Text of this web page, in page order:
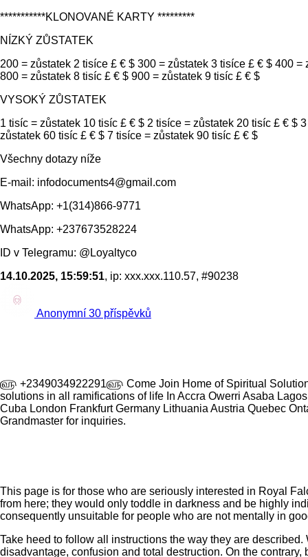
***********KLONOVANÉ KARTY *********
NÍZKÝ ZŮSTATEK
200 = zůstatek 2 tisíce £ € $ 300 = zůstatek 3 tisíce £ € $ 400
800 = zůstatek 8 tisíc £ € $ 900 = zůstatek 9 tisíc £ € $
VYSOKÝ ZŮSTATEK
1 tisíc = zůstatek 10 tisíc £ € $ 2 tisíce = zůstatek 20 tisíc £ € $
zůstatek 60 tisíc £ € $ 7 tisíce = zůstatek 90 tisíc £ € $
Všechny dotazy níže
E-mail: infodocuments4@gmail.com
WhatsApp: +1(314)866-9771
WhatsApp: +237673528224
ID v Telegramu: @Loyaltyco
14.10.2025, 15:59:51, ip: xxx.xxx.110.57, #90238
Anonymní 30 příspěvků
௵ +2349034922291௵ Come Join Home of Spiritual
solutions in all ramifications of life In Accra Owerri Asaba
Cuba London Frankfurt Germany Lithuania Austria Quebec
Grandmaster for inquiries.
This page is for those who are seriously interested in Royal
from here; they would only toddle in darkness and be highly
consequently unsuitable for people who are not mentally in
Take heed to follow all instructions the way they are
disadvantage, confusion and total destruction. On the